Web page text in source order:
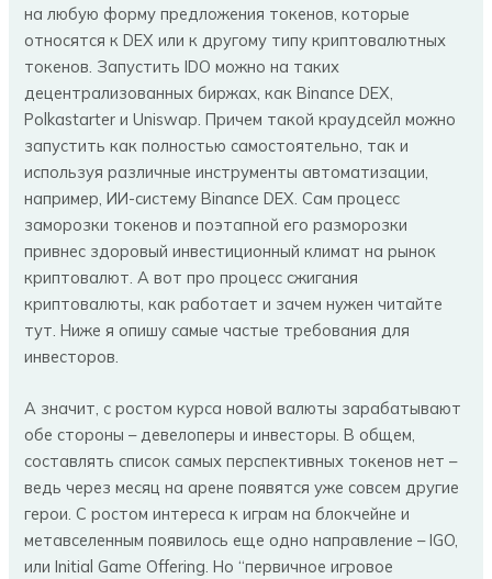
на любую форму предложения токенов, которые
относятся к DEX или к другому типу криптовалютных
токенов. Запустить IDO можно на таких
децентрализованных биржах, как Binance DEX,
Polkastarter и Uniswap. Причем такой краудсейл можно
запустить как полностью самостоятельно, так и
используя различные инструменты автоматизации,
например, ИИ-систему Binance DEX. Сам процесс
заморозки токенов и поэтапной его разморозки
привнес здоровый инвестиционный климат на рынок
криптовалют. А вот про процесс сжигания
криптовалюты, как работает и зачем нужен читайте
тут. Ниже я опишу самые частые требования для
инвесторов.
А значит, с ростом курса новой валюты зарабатывают
обе стороны – девелоперы и инвесторы. В общем,
составлять список самых перспективных токенов нет –
ведь через месяц на арене появятся уже совсем другие
герои. С ростом интереса к играм на блокчейне и
метавселенным появилось еще одно направление – IGO,
или Initial Game Offering. Но “первичное игровое